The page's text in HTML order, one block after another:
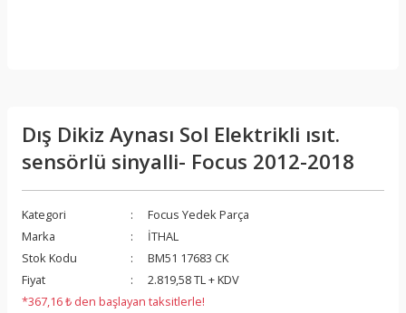
Dış Dikiz Aynası Sol Elektrikli ısıt.
sensörlü sinyalli- Focus 2012-2018
Kategori
Focus Yedek Parça
Marka
İTHAL
Stok Kodu
BM51 17683 CK
Fiyat
2.819,58 TL + KDV
*367,16 ₺ den başlayan taksitlerle!